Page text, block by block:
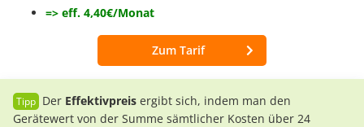
=> eff. 4,40€/Monat
Zum Tarif
Der Effektivpreis ergibt sich, indem man den
Gerätewert von der Summe sämtlicher Kosten über 24